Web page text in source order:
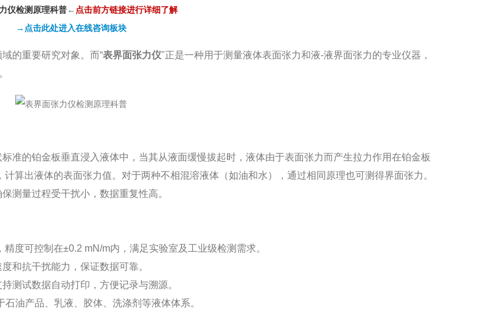
仪检测原理科普← 点击前方链接进行详细了解
→点击此处进入在线咨询板块
的重要研究对象。而“表界面张力仪"正是一种用于测量液体表面张力和液-液界面张力的专业仪器，
准的铂金板垂直浸入液体中，当其从液面缓慢拔起时，液体由于表面张力而产生拉力作用在铂金板
算出液体的表面张力值。对于两种不相混溶液体（如油和水），通过相同原理也可测得界面张力。
测量过程受干扰小，数据重复性高。
度可控制在±0.2 mN/m内，满足实验室及工业级检测需求。
和抗干扰能力，保证数据可靠。
测试数据自动打印，方便记录与溯源。
油产品、乳液、胶体、洗涤剂等液体体系。